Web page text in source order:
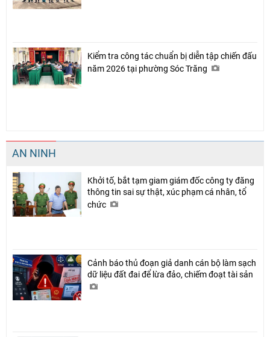
Kiểm tra công tác chuẩn bị diễn tập chiến đấu
năm 2026 tại phường Sóc Trăng
AN NINH
Khởi tố, bắt tạm giam giám đốc công ty đăng
thông tin sai sự thật, xúc phạm cá nhân, tổ
chức
Cảnh báo thủ đoạn giả danh cán bộ làm sạch
dữ liệu đất đai để lừa đảo, chiếm đoạt tài sản